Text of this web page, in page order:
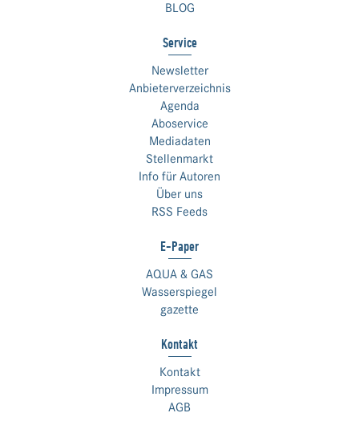
BLOG
Service
Newsletter
Anbieterverzeichnis
Agenda
Aboservice
Mediadaten
Stellenmarkt
Info für Autoren
Über uns
RSS Feeds
E-Paper
AQUA & GAS
Wasserspiegel
gazette
Kontakt
Kontakt
Impressum
AGB